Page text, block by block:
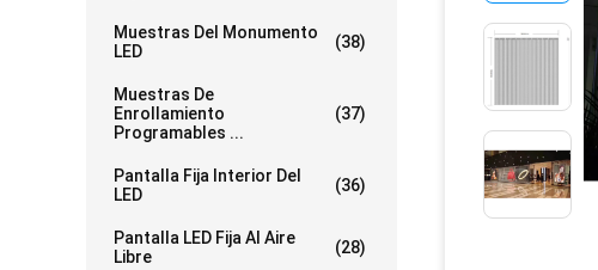
Muestras Del Monumento
LED
(38)
Muestras De
Enrollamiento
Programables ...
(37)
Pantalla Fija Interior Del
LED
(36)
Pantalla LED Fija Al Aire
Libre
(28)